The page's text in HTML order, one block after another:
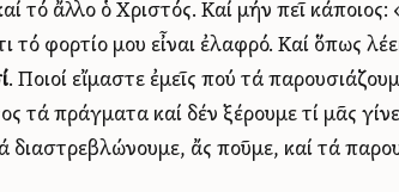
τό ἄλλο ὁ Χριστός. Καί μήν πεῖ
τό φορτίο μου εἶναι ἐλαφρό. Καί ὅπως
. Ποιοί εἴμαστε ἐμεῖς πού τά
τά πράγματα καί δέν ξέρουμε τί μᾶς
διαστρεβλώνουμε, ἄς ποῦμε, καί τά